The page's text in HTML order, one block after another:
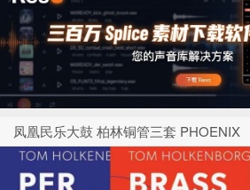
凤凰民乐大鼓 柏林铜管三套 PHOENIX